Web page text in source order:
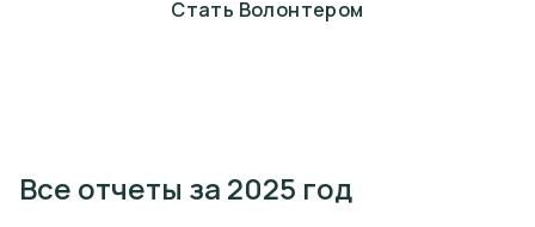
Стать Волонтером
Все отчеты за 2025 год